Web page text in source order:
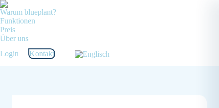
Warum blueplant?
Funktionen
Preis
Über uns
Login
Kontakt